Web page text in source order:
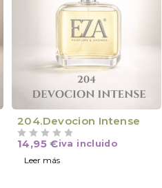
VÍCTIMA DE SU ÉXITO
204.Devocion Intense
14,95€iva incluido
Leer más